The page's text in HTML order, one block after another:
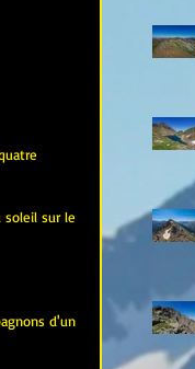
soleil sur le
d'un